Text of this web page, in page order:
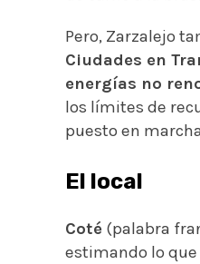
Pero, Zarzalejo
Ciudades en
energías no
los límites de
puesto en
El local
Coté (palabra
estimando lo que